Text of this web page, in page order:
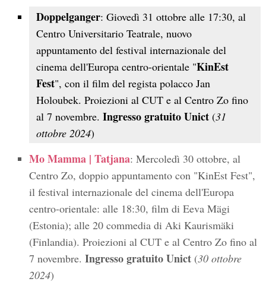
Doppelganger: Giovedì 31 ottobre alle 17:30, al
Centro Universitario Teatrale, nuovo
appuntamento del festival internazionale del
cinema dell'Europa centro-orientale "KinEst
Fest", con il film del regista polacco Jan
Holoubek. Proiezioni al CUT e al Centro Zo fino
al 7 novembre. Ingresso gratuito Unict(31
ottobre 2024)
Mo Mamma | Tatjana: Mercoledì 30 ottobre, al
Centro Zo, doppio appuntamento con "KinEst Fest",
il festival internazionale del cinema dell'Europa
centro-orientale: alle 18:30, film di Eeva Mägi
(Estonia); alle 20 commedia di Aki Kaurismäki
(Finlandia). Proiezioni al CUT e al Centro Zo fino al
7 novembre. Ingresso gratuito Unict(30 ottobre
2024)